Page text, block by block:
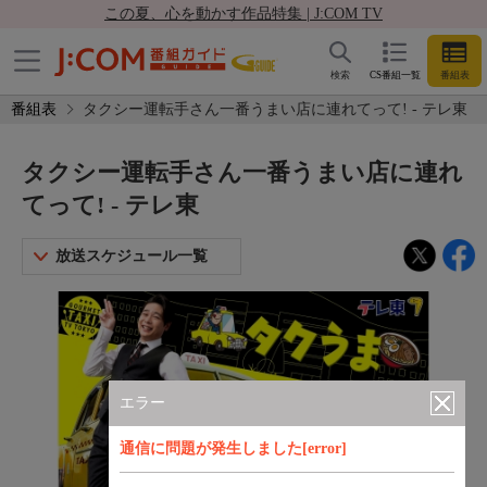
この夏、心を動かす作品特集 | J:COM TV
CS番組一覧 番組表
検索
番組表 タクシー運転手さん一番うまい店に連れてって! - テレ東
エラー
通信に問題が発生しました[error]
タクシー運転手さん一番うまい店に連れ
てって! - テレ東
放送スケジュール一覧